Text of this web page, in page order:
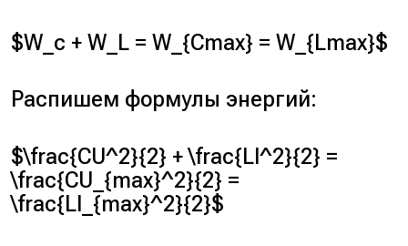
$W_c + W_L = W_{Cmax} = W_{Lmax}$
Распишем формулы энергий:
$\frac{CU^2}{2} + \frac{LI^2}{2} =
\frac{CU_{max}^2}{2} =
\frac{LI_{max}^2}{2}$